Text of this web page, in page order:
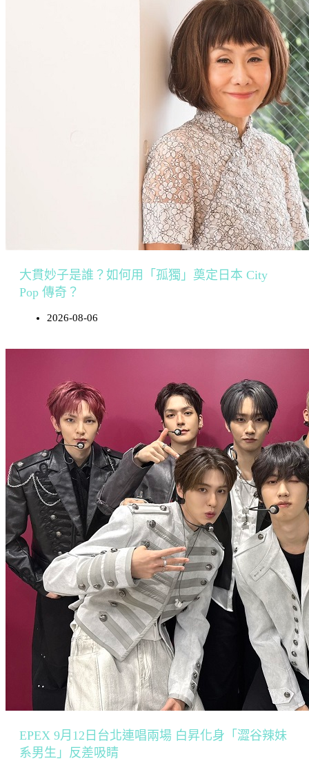
大貫妙子是誰？如何用「孤獨」奠定日本 City
Pop 傳奇？
2026-08-06
EPEX 9月12日台北連唱兩場 白昇化身「澀谷辣妹
系男生」反差吸睛